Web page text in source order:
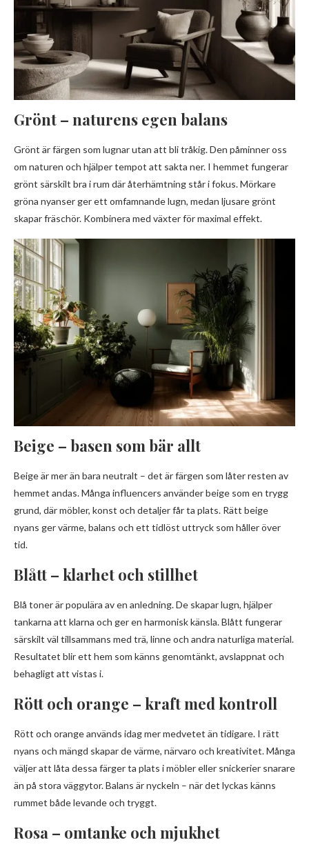
Grönt – naturens egen balans
Grönt är färgen som lugnar utan att bli tråkig. Den påminner oss
om naturen och hjälper tempot att sakta ner. I hemmet fungerar
grönt särskilt bra i rum där återhämtning står i fokus. Mörkare
gröna nyanser ger ett omfamnande lugn, medan ljusare grönt
skapar fräschör. Kombinera med växter för maximal effekt.
Beige – basen som bär allt
Beige är mer än bara neutralt – det är färgen som låter resten av
hemmet andas. Många influencers använder beige som en trygg
grund, där möbler, konst och detaljer får ta plats. Rätt beige
nyans ger värme, balans och ett tidlöst uttryck som håller över
tid.
Blått – klarhet och stillhet
Blå toner är populära av en anledning. De skapar lugn, hjälper
tankarna att klarna och ger en harmonisk känsla. Blått fungerar
särskilt väl tillsammans med trä, linne och andra naturliga material.
Resultatet blir ett hem som känns genomtänkt, avslappnat och
behagligt att vistas i.
Rött och orange – kraft med kontroll
Rött och orange används idag mer medvetet än tidigare. I rätt
nyans och mängd skapar de värme, närvaro och kreativitet. Många
väljer att låta dessa färger ta plats i möbler eller snickerier snarare
än på stora väggytor. Balans är nyckeln – när det lyckas känns
rummet både levande och tryggt.
Rosa – omtanke och mjukhet